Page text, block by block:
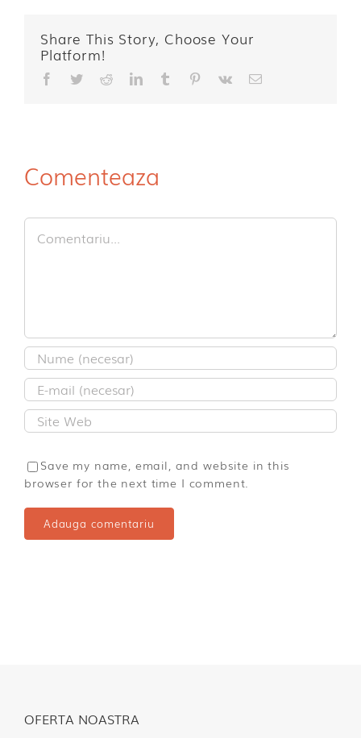
Share This Story, Choose Your
Platform!
Facebook
TwitterRedditLinkedIn
TumblrPinterest
Vk
E-
Comenteaza
Comment
Save my name, email, and website in this
browser for the next time I comment.
OFERTA NOASTRA